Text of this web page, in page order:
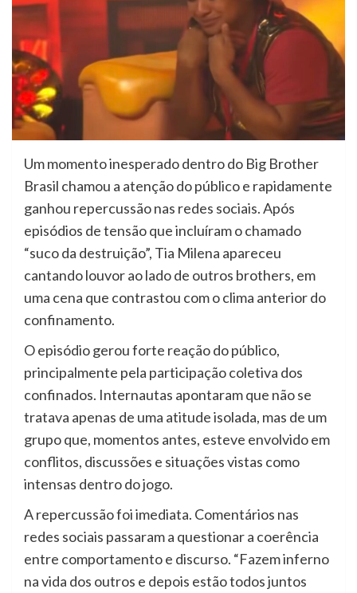
Um momento inesperado dentro do Big Brother
Brasil chamou a atenção do público e rapidamente
ganhou repercussão nas redes sociais. Após
episódios de tensão que incluíram o chamado
“suco da destruição”, Tia Milena apareceu
cantando louvor ao lado de outros brothers, em
uma cena que contrastou com o clima anterior do
confinamento.
O episódio gerou forte reação do público,
principalmente pela participação coletiva dos
confinados. Internautas apontaram que não se
tratava apenas de uma atitude isolada, mas de um
grupo que, momentos antes, esteve envolvido em
conflitos, discussões e situações vistas como
intensas dentro do jogo.
A repercussão foi imediata. Comentários nas
redes sociais passaram a questionar a coerência
entre comportamento e discurso. “Fazem inferno
na vida dos outros e depois estão todos juntos